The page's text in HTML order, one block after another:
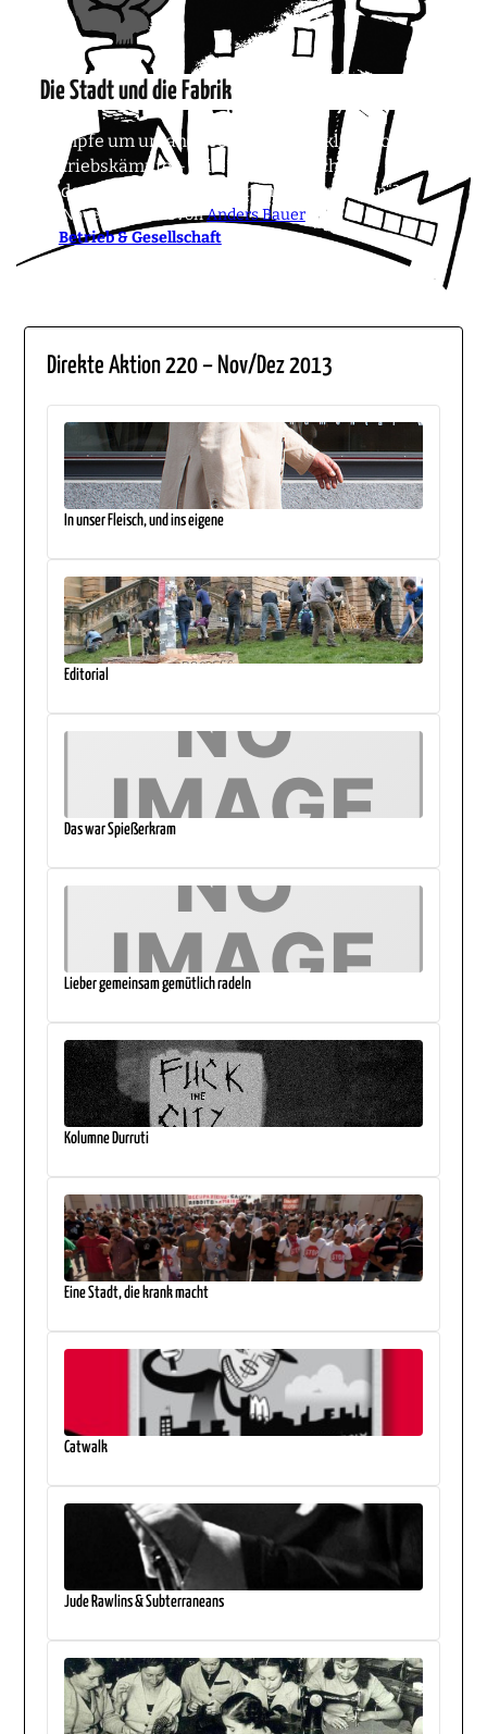
Die Stadt und die Fabrik
Kämpfe um urbane Freiräume und klassische
Betriebskämpfe – „Ein Problem nach dem
anderen“ oder „zusammen mehr erreichen“?
10. November 2013vonAnders Bauer
Betrieb & Gesellschaft
Direkte Aktion 220 – Nov/Dez 2013
In unser Fleisch, und ins eigene
Editorial
Das war Spießerkram
Lieber gemeinsam gemütlich radeln
Kolumne Durruti
Eine Stadt, die krank macht
Catwalk
Jude Rawlins & Subterraneans